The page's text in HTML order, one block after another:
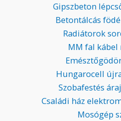
Gipszbeton
Betontálcás
Radiátorok
MM fal kábel
Hungarocell
Szobafestés
Családi ház
Mosógép